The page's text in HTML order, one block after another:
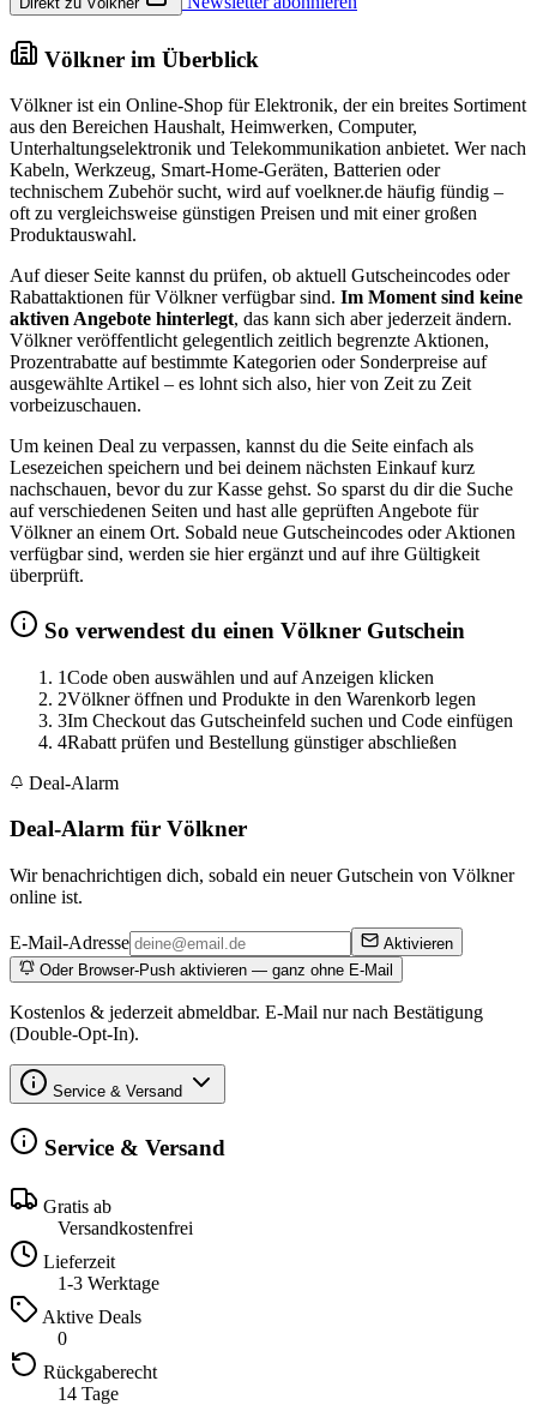
Völkner im Überblick
Völkner ist ein Online-Shop für Elektronik, der ein breites Sortiment
aus den Bereichen Haushalt, Heimwerken, Computer,
Unterhaltungselektronik und Telekommunikation anbietet. Wer nach
Kabeln, Werkzeug, Smart-Home-Geräten, Batterien oder
technischem Zubehör sucht, wird auf voelkner.de häufig fündig –
oft zu vergleichsweise günstigen Preisen und mit einer großen
Produktauswahl.
Auf dieser Seite kannst du prüfen, ob aktuell Gutscheincodes oder
Rabattaktionen für Völkner verfügbar sind. Im Moment sind keine
aktiven Angebote hinterlegt, das kann sich aber jederzeit ändern.
Völkner veröffentlicht gelegentlich zeitlich begrenzte Aktionen,
Prozentrabatte auf bestimmte Kategorien oder Sonderpreise auf
ausgewählte Artikel – es lohnt sich also, hier von Zeit zu Zeit
vorbeizuschauen.
Um keinen Deal zu verpassen, kannst du die Seite einfach als
Lesezeichen speichern und bei deinem nächsten Einkauf kurz
nachschauen, bevor du zur Kasse gehst. So sparst du dir die Suche
auf verschiedenen Seiten und hast alle geprüften Angebote für
Völkner an einem Ort. Sobald neue Gutscheincodes oder Aktionen
verfügbar sind, werden sie hier ergänzt und auf ihre Gültigkeit
überprüft.
So verwendest du einen Völkner Gutschein
1Code oben auswählen und auf Anzeigen klicken
2Völkner öffnen und Produkte in den Warenkorb legen
3Im Checkout das Gutscheinfeld suchen und Code einfügen
4Rabatt prüfen und Bestellung günstiger abschließen
Deal-Alarm
Deal-Alarm für Völkner
Wir benachrichtigen dich, sobald ein neuer Gutschein von Völkner
online ist.
E-Mail-Adresse
Aktivieren
Oder Browser-Push aktivieren — ganz ohne E-Mail
Kostenlos & jederzeit abmeldbar. E-Mail nur nach Bestätigung
(Double-Opt-In).
Service & Versand
Service & Versand
Gratis ab
Versandkostenfrei
Lieferzeit
1-3 Werktage
Aktive Deals
0
Rückgaberecht
14 Tage